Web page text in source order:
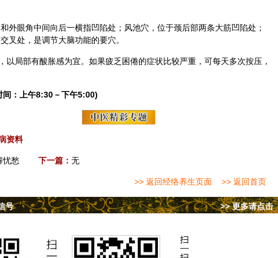
外眼角中间向后一横指凹陷处；风池穴，位于颈后部两条大筋凹陷处；
叉处，是调节大脑功能的要穴。
以局部有酸胀感为宜。如果疲乏困倦的症状比较严重，可每天多次按压，
：上午8:30－下午5:00)
资料
忧愁 下一篇： 无
>> 返回经络养生页面 >> 返回首页
>> 更多请点击
号